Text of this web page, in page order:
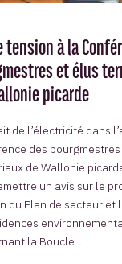
tension à la
et élus
picarde
de l’électricité dans
des
de Wallonie
un avis sur le
du Plan de secteur et
la Boucle...